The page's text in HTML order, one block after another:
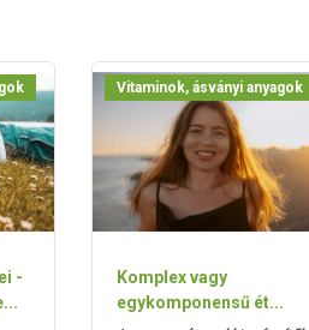
-
Vitaminok, ásványi anyagok
Komplex vagy
egykomponensű ét...